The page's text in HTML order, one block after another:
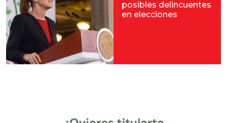
posibles delincuentes
en elecciones